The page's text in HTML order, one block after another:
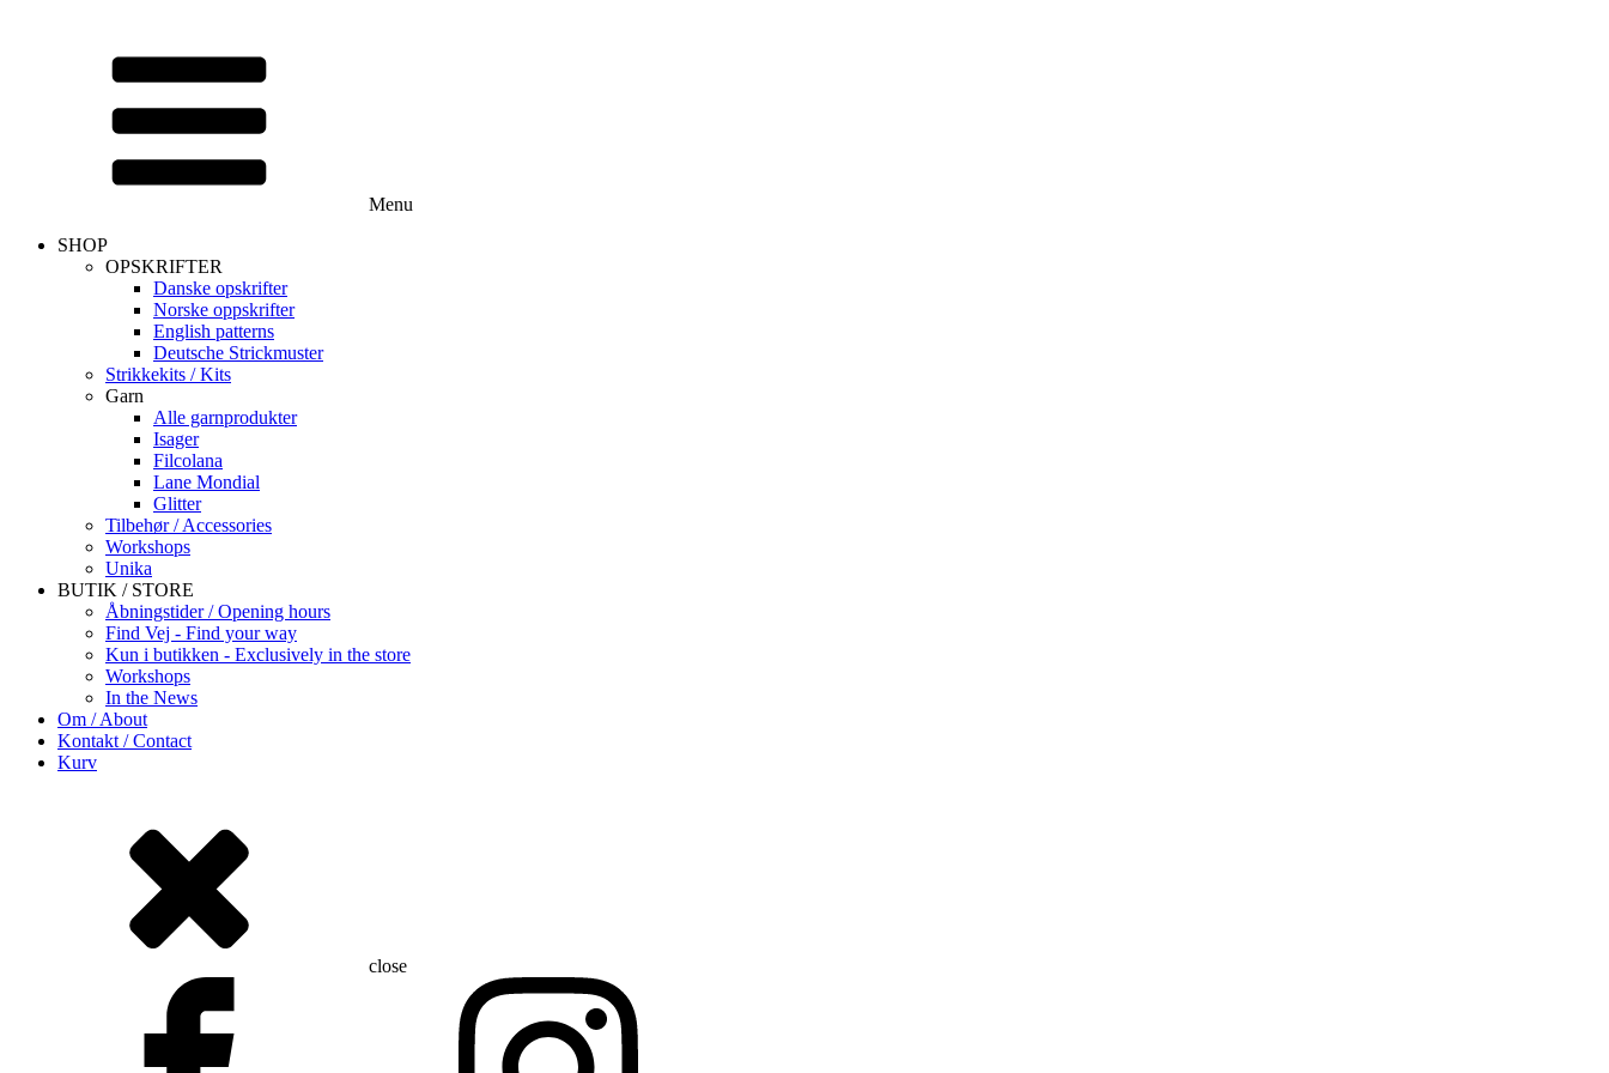
Menu
SHOP
OPSKRIFTER
Danske opskrifter
Norske oppskrifter
English patterns
Deutsche Strickmuster
Strikkekits / Kits
Garn
Alle garnprodukter
Isager
Filcolana
Lane Mondial
Glitter
Tilbehør / Accessories
Workshops
Unika
BUTIK / STORE
Åbningstider / Opening hours
Find Vej - Find your way
Kun i butikken - Exclusively in the store
Workshops
In the News
Om / About
Kontakt / Contact
Kurv
close